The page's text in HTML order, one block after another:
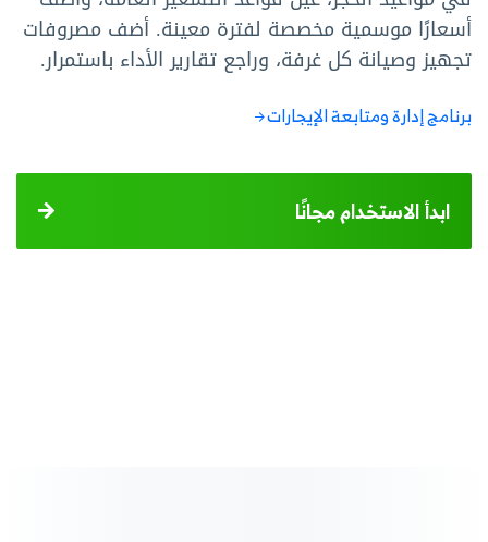
أسعارًا موسمية مخصصة لفترة معينة. أضف مصروفات
تجهيز وصيانة كل غرفة، وراجع تقارير الأداء باستمرار.
برنامج إدارة ومتابعة الإيجارات
ابدأ الاستخدام مجانًا